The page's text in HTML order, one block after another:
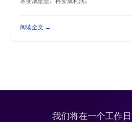
阅读全文 →
我们将在一个工作